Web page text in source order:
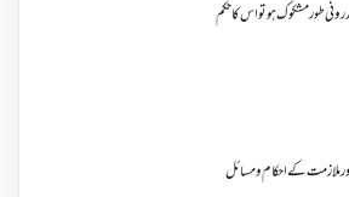
طور مشکوک ہو تو اس کا حکم
ملازمت کے احکام و مسائل